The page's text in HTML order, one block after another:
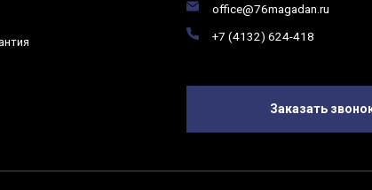
office@76magadan.ru
+7 (4132) 624-418
Заказать